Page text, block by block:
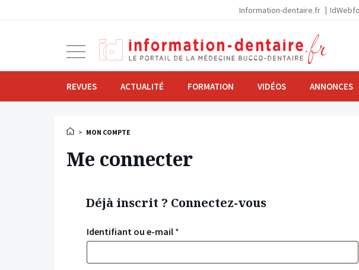
Information-dentaire.fr
navigation
REVUES ACTUALITÉ FORMATION VIDÉOS ANNONCES
> MON COMPTE
Me connecter
Déjà inscrit ? Connectez-vous
Identifiant ou e-mail *